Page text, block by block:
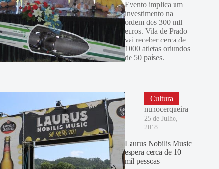
Evento implica um
investimento na
ordem dos 300 mil
euros. Vila de Prado
vai receber cerca de
1000 atletas oriundos
de 50 países.
Cultura
nunocerqueira
25 de Julho,
2018
Laurus Nobilis Music
espera cerca de 10
mil pessoas